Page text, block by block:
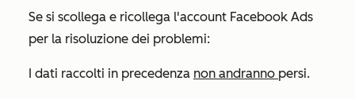
Se si scollega e ricollega l'account Facebook Ads
per la risoluzione dei problemi:
I dati raccolti in precedenza non andranno persi.